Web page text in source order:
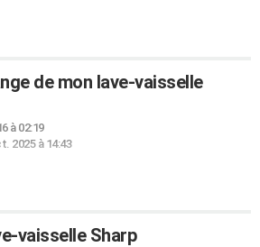
de mon lave-vaisselle
à 02:19
2025 à 14:43
vaisselle Sharp